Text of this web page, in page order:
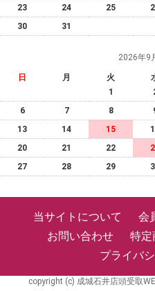
23
24 25
30
31
2026年9
日 月 火
1
6
7 8
13
14 15
20
21 22
27
28 29
当サイトについて 会
お問い合わせ
特定
プライバ
copyright (c) 成城石井店頭受取